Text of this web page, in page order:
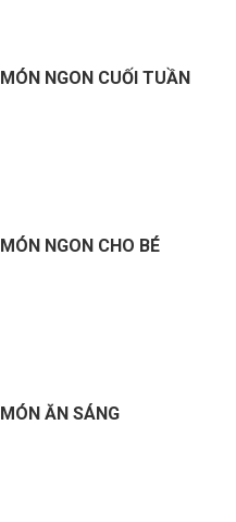
MÓN NGON CUỐI TUẦN
MÓN NGON CHO BÉ
MÓN ĂN SÁNG